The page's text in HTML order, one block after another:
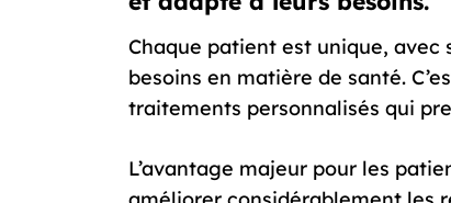
Chaque patient est unique,
besoins en matière de santé.
traitements personnalisés qui
L’avantage majeur pour les